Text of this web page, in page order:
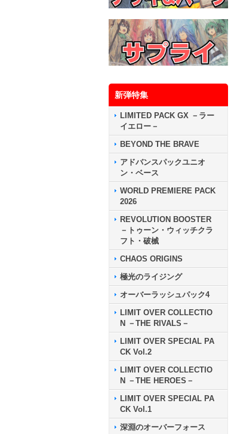
新弾特集
LIMITED PACK GX －ラー
イエロー－
BEYOND THE BRAVE
アドバンスパックユニオ
ン・ベース
WORLD PREMIERE PACK
2026
REVOLUTION BOOSTER
－トゥーン・ウィッチクラ
フト・破械
CHAOS ORIGINS
極光のライジング
オーバーラッシュパック4
LIMIT OVER COLLECTIO
N －THE RIVALS－
LIMIT OVER SPECIAL PA
CK Vol.2
LIMIT OVER COLLECTIO
N －THE HEROES－
LIMIT OVER SPECIAL PA
CK Vol.1
深淵のオーバーフォース